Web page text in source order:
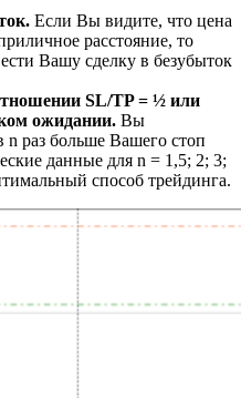
Если Вы видите, что цена
расстояние, то
Вашу сделку в безубыток
SL/TP = ½ или
ожидании. Вы
n раз больше Вашего стоп
данные для n = 1,5; 2; 3;
способ трейдинга.